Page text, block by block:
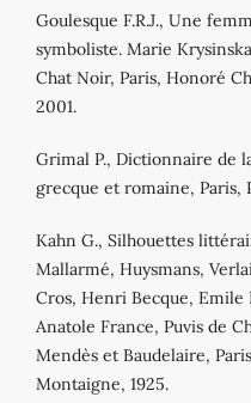
Goulesque F.R.J., Une
symboliste. Marie
Chat Noir, Paris, Honoré
2001.
Grimal P., Dictionnaire de
grecque et romaine, Paris,
Kahn G., Silhouettes
Mallarmé, Huysmans,
Cros, Henri Becque, Emile
Anatole France, Puvis de
Mendès et Baudelaire,
Montaigne, 1925.